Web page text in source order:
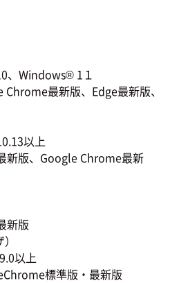
Windows® 1１
最新版、Edge最新版、
以上
版、Google Chrome最新
版
以上
標準版・最新版